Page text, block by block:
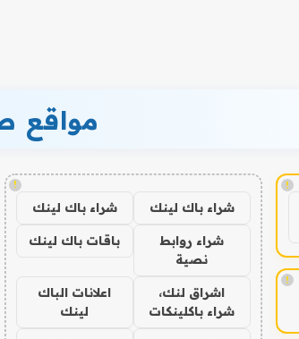
مواقع
!
!
!
شراء باك لينك شراء باك لينك
شراء روابط
نصية
باقات باك لينك
اشراق لنك،
شراء باكلينكات
اعلانات الباك
لينك